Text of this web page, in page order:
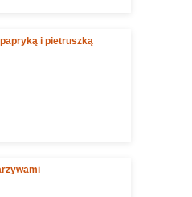
i pietruszką